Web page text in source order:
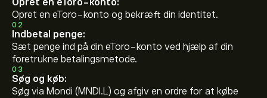
Opret en eToro-konto:
Opret en eToro-konto og bekræft din identitet.
02
Indbetal penge:
Sæt penge ind på din eToro-konto ved hjælp af din
foretrukne betalingsmetode.
03
Søg og køb:
Søg via Mondi (MNDI.L) og afgiv en ordre for at købe